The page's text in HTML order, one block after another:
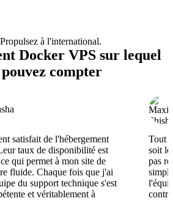
Docker VPS sur lequel
compter
satisfait de l'hébergement
taux de disponibilité est
qui permet à mon site de
fluide. Chaque fois que j'ai
du support technique s'est
et véritablement à
Tout
soit
pas